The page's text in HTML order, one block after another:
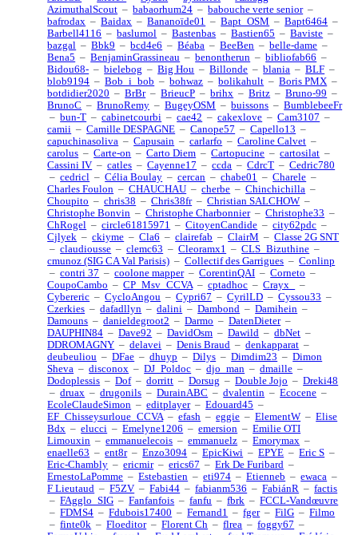
AzimuthalScout –babaorhum24 –babouche verte senior–
bafrodax –Baidax –Bananoïde01 –Bapt_OSM –Bapt6464 –
Barbell4116 –baslumol –Bastenbas –Bastien65 –Baviste –
bazgal –Bbk9 –bcd4e6 –Béaba –BeeBen –belle-dame –
Bena5 –BenjaminGrassineau –benontherun –bibliofab66 –
Bidou68- –bielebog –Big Hou –Billonde –blania –BLF –
blob9194 –Bob_i_bob –bohwaz –bolikahult –Boris PMX –
botdidier2020 –BrBr–BrieucP –brihx –Britz –Bruno-99 –
BrunoC –BrunoRemy –BugeyOSM –buissons –BumblebeeFr
–bun-T –cabinetcourbi –cae42 –cakexlove –Cam3107 –
camii –Camille DESPAGNE –Canope57 –Capello13 –
capuchinasoliva –Capusain –carlarfo –Caroline Calvet –
carolus –Carte-on –Carto Diem –Cartopucine –cartosilat –
Cassini IV –catles –Cayenne17 –ccda –CdrcT –Cedric780
–cedricl –Célia Boulay –cercan –chabe01 –Charele –
Charles Foulon –CHAUCHAU –cherbe –Chinchichilla –
Choupito –chris38 –Chris38fr–Christian SALCHOW –
Christophe Bonvin –Christophe Charbonnier–Christophe33 –
ChRogel –circle61815971 –CitoyenCandide –city62pdc –
Cjlyek –ckiyme –Cla6 –clairefab –ClairM –Classe 2G SNT
–claudiousse –clemc63 –Cleoramx1 –CLS_Bizuthine –
cmunoz (SIG CA Val Parisis) –Collectif des Garrigues –Conlinp
–contri 37 –coolone mapper–CorentinQAI –Corneto –
CoupoCambo –CP_Msv_CCVA–cptadhoc –Crayx_
–
Cybereric –CycloAngou –Cypri67 –CyrilLD –Cyssou33 –
Czerkies –dafadllyn –dalini –Dambond –Damihein –
Damouns –danieldegroot2 –Darmo –DatenDieter–
DAUPHIN84 –Dave92 –DavidOsm –Dawild –dbNet –
DDROMAGNY –delavei –Denis Braud –denkapparat –
deubeuliou –DFae –dhuyp –Dilys –Dimdim23 –Dimon
Sheva –disconox –DJ_Poldoc –djo_man –dmaille –
Dodoplessis –Dof–dorritt –Dorsug –Double Jojo –Dreki48
–druax –drugonils –DurainABC –dvalentin –Ecocene –
EcoleClaudeSimon –editplayer–Edouard45 –
EF_Chisseysurloue_CCVA–efash –eggie –ElementW –Elise
Bdx –elucci –Emelyne1206 –emersion –Emilie OTI
Limouxin –emmanuelecois –emmanuelz –Emorymax –
enaelle63 –ent8r–Enzo3094 –EpicKiwi –EPYE –Eric S –
Eric-Chambly –ericmir–erics67 –Erk De Furibard –
ErnestoLaPomme –Estebastien –eti974 –Etienneb –ewaca –
F Lieutaud –F5ZV –Fabi44 –fabianm536 –FabiánR –factis
–FAgglo_SIG –Fanfanfois –fanfu –fbrk –FCCL-Vandœuvre
–FDMS4 –Fdubois17400 –Fernand1 –fger–FilG –Filmo
–finte0k –Floeditor–Florent Ch –flrea –foggy67 –